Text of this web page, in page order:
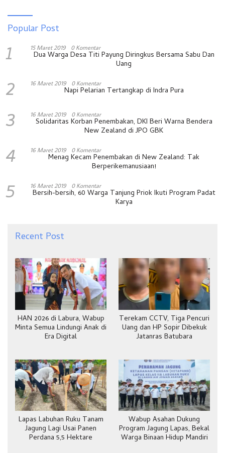
Popular Post
1 15 Maret 2019 0 Komentar
Dua Warga Desa Titi Payung Diringkus Bersama Sabu Dan
Uang
2 16 Maret 2019 0 Komentar
Napi Pelarian Tertangkap di Indra Pura
3 16 Maret 2019 0 Komentar
Solidaritas Korban Penembakan, DKI Beri Warna Bendera
New Zealand di JPO GBK
4 16 Maret 2019 0 Komentar
Menag Kecam Penembakan di New Zealand: Tak
Berperikemanusiaan!
5 16 Maret 2019 0 Komentar
Bersih-bersih, 60 Warga Tanjung Priok Ikuti Program Padat
Karya
Recent Post
HAN 2026 di Labura, Wabup
Minta Semua Lindungi Anak di
Era Digital
Terekam CCTV, Tiga Pencuri
Uang dan HP Sopir Dibekuk
Jatanras Batubara
Lapas Labuhan Ruku Tanam
Jagung Lagi Usai Panen
Perdana 5,5 Hektare
Wabup Asahan Dukung
Program Jagung Lapas, Bekal
Warga Binaan Hidup Mandiri